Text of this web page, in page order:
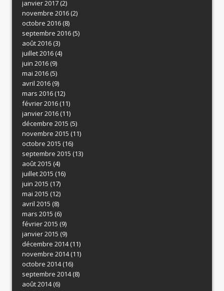
janvier 2017(2)
novembre 2016(2)
octobre 2016(8)
septembre 2016(5)
août 2016(3)
juillet 2016(4)
juin 2016(9)
mai 2016(5)
avril 2016(9)
mars 2016(12)
février 2016(11)
janvier 2016(11)
décembre 2015 (5)
novembre 2015 (11)
octobre 2015 (16)
septembre 2015 (13)
août 2015 (4)
juillet 2015 (16)
juin 2015 (17)
mai 2015 (12)
avril 2015 (8)
mars 2015 (6)
février 2015 (9)
janvier 2015 (9)
décembre 2014(11)
novembre 2014(11)
octobre 2014(16)
septembre 2014(8)
août 2014(6)